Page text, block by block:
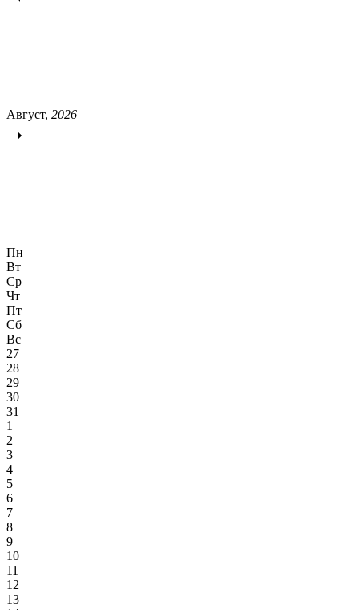
Август, 2026
Пн
Вт
Ср
Чт
Пт
Сб
Вс
27
28
29
30
31
1
2
3
4
5
6
7
8
9
10
11
12
13